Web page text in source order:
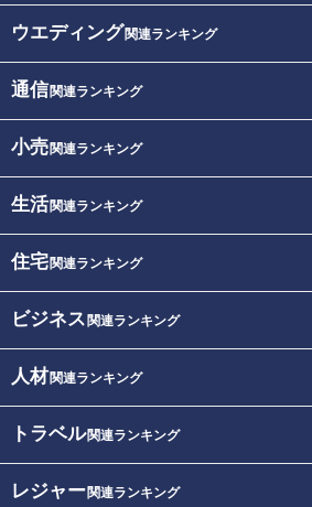
ウエディング関連ランキング
通信関連ランキング
小売関連ランキング
生活関連ランキング
住宅関連ランキング
ビジネス 関連ランキング
人材関連ランキング
トラベル関連ランキング
レジャー関連ランキング